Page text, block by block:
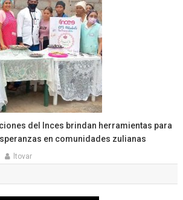
del Inces brindan herramientas para
en comunidades zulianas
ltovar